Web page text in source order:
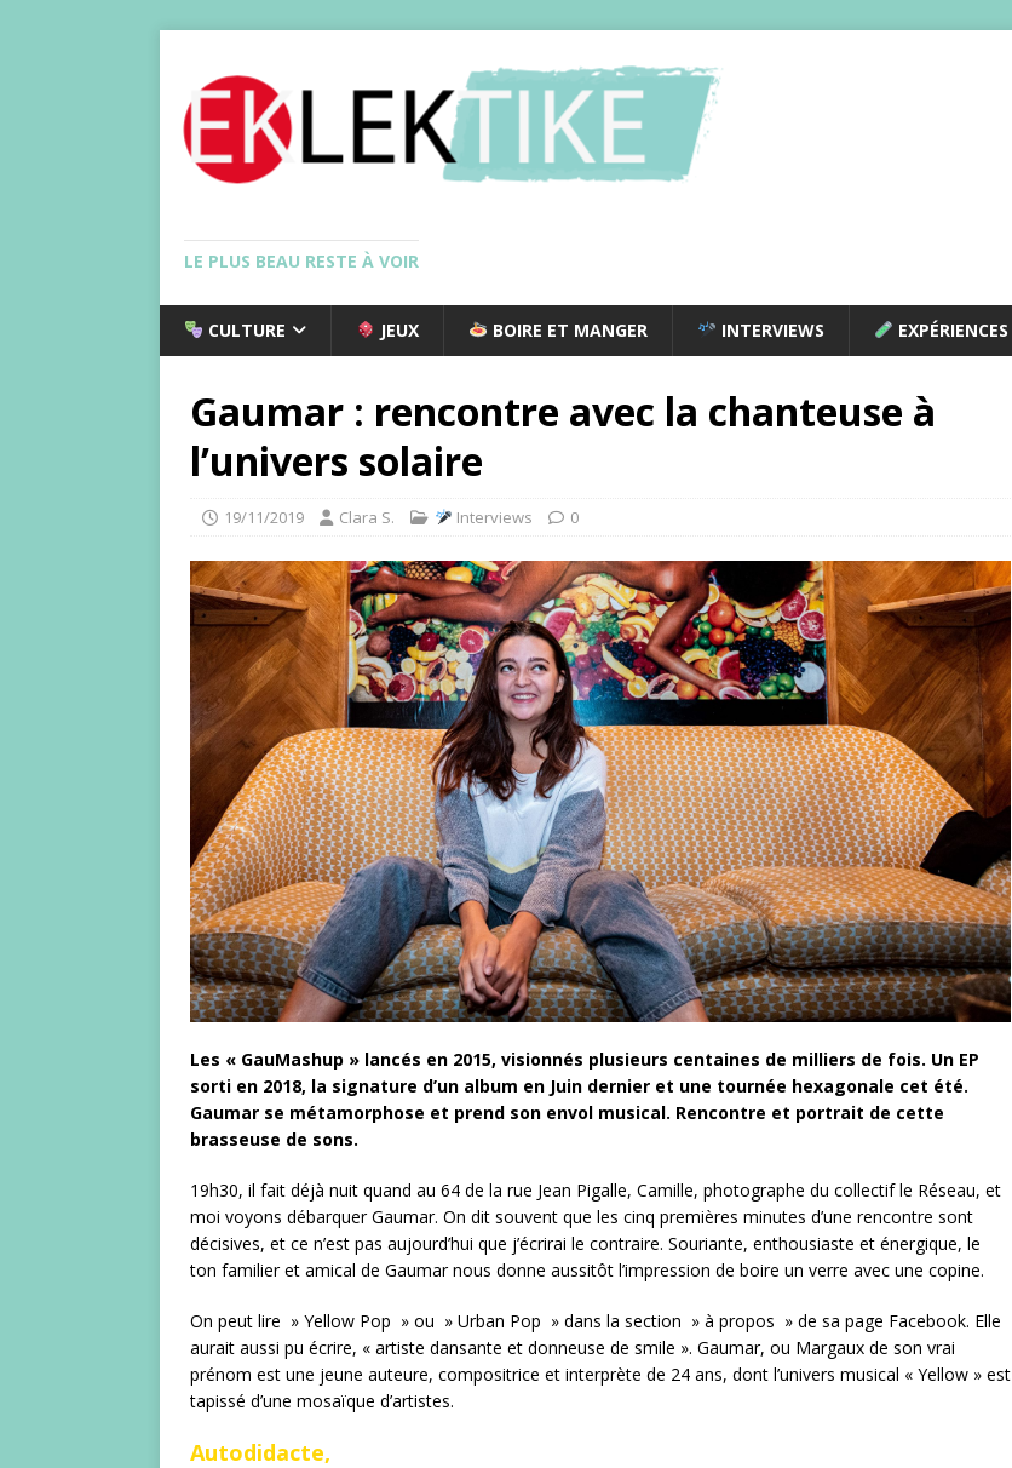
LE PLUS BEAU RESTE À VOIR
CULTURE JEUX BOIRE ET MANGER INTERVIEWS EXPÉRIENCES
Gaumar : rencontre avec la chanteuse à
l’univers solaire
19/11/2019 Clara S. Interviews 0
Les « GauMashup » lancés en 2015, visionnés plusieurs centaines de milliers de fois. Un EP
sorti en 2018, la signature d’un album en Juin dernier et une tournée hexagonale cet été.
Gaumar se métamorphose et prend son envol musical. Rencontre et portrait de cette
brasseuse de sons.
19h30, il fait déjà nuit quand au 64 de la rue Jean Pigalle, Camille, photographe du collectif le Réseau, et
moi voyons débarquer Gaumar. On dit souvent que les cinq premières minutes d’une rencontre sont
décisives, et ce n’est pas aujourd’hui que j’écrirai le contraire. Souriante, enthousiaste et énergique, le
ton familier et amical de Gaumar nous donne aussitôt l’impression de boire un verre avec une copine.
On peut lire » Yellow Pop » ou » Urban Pop » dans la section » à propos » de sa page Facebook. Elle
aurait aussi pu écrire, « artiste dansante et donneuse de smile ». Gaumar, ou Margaux de son vrai
prénom est une jeune auteure, compositrice et interprète de 24 ans, dont l’univers musical « Yellow » est
tapissé d’une mosaïque d’artistes.
Autodidacte,